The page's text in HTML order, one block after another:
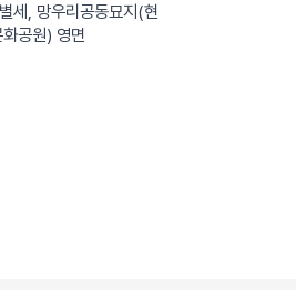
세, 망우리공동묘지(현
공원) 영면